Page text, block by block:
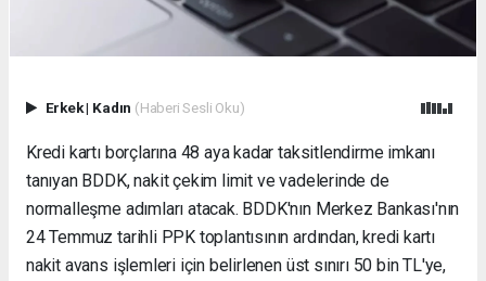
Erkek| Kadın (Haberi Sesli Oku)
Kredi kartı borçlarına 48 aya kadar taksitlendirme imkanı
tanıyan BDDK, nakit çekim limit ve vadelerinde de
normalleşme adımları atacak. BDDK'nın Merkez Bankası'nın
24 Temmuz tarihli PPK toplantısının ardından, kredi kartı
nakit avans işlemleri için belirlenen üst sınırı 50 bin TL'ye,